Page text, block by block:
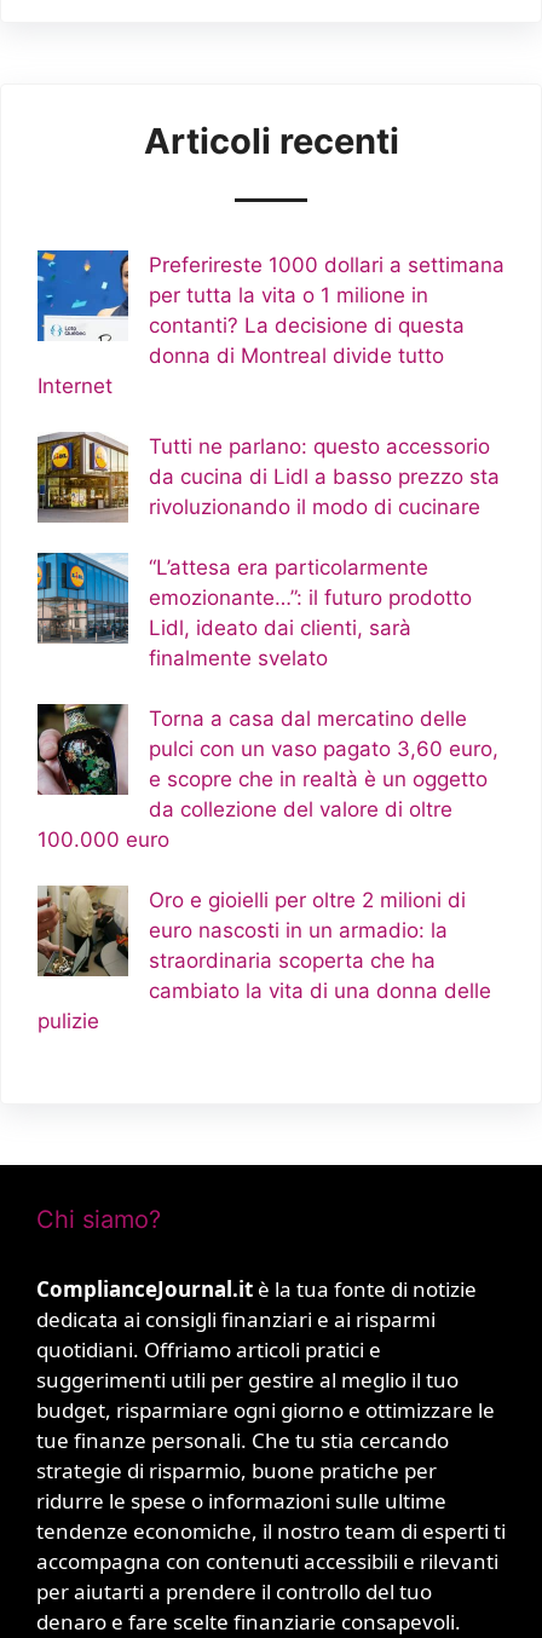
Articoli recenti
Preferireste 1000 dollari a settimana
per tutta la vita o 1 milione in
contanti? La decisione di questa
donna di Montreal divide tutto
Internet
Tutti ne parlano: questo accessorio
da cucina di Lidl a basso prezzo sta
rivoluzionando il modo di cucinare
“L’attesa era particolarmente
emozionante…”: il futuro prodotto
Lidl, ideato dai clienti, sarà
finalmente svelato
Torna a casa dal mercatino delle
pulci con un vaso pagato 3,60 euro,
e scopre che in realtà è un oggetto
da collezione del valore di oltre
100.000 euro
Oro e gioielli per oltre 2 milioni di
euro nascosti in un armadio: la
straordinaria scoperta che ha
cambiato la vita di una donna delle
pulizie
Chi siamo?
ComplianceJournal.it è la tua fonte di notizie
dedicata ai consigli finanziari e ai risparmi
quotidiani. Offriamo articoli pratici e
suggerimenti utili per gestire al meglio il tuo
budget, risparmiare ogni giorno e ottimizzare le
tue finanze personali. Che tu stia cercando
strategie di risparmio, buone pratiche per
ridurre le spese o informazioni sulle ultime
tendenze economiche, il nostro team di esperti ti
accompagna con contenuti accessibili e rilevanti
per aiutarti a prendere il controllo del tuo
denaro e fare scelte finanziarie consapevoli.